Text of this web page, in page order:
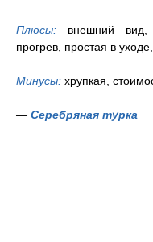
Плюсы: внешний вид,
прогрев, простая в
Минусы: хрупкая,
— Серебряная турка